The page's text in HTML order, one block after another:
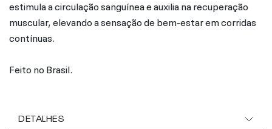
estimula a circulação sanguínea e auxilia na recuperação
muscular, elevando a sensação de bem-estar em corridas
contínuas.
Feito no Brasil.
DETALHES